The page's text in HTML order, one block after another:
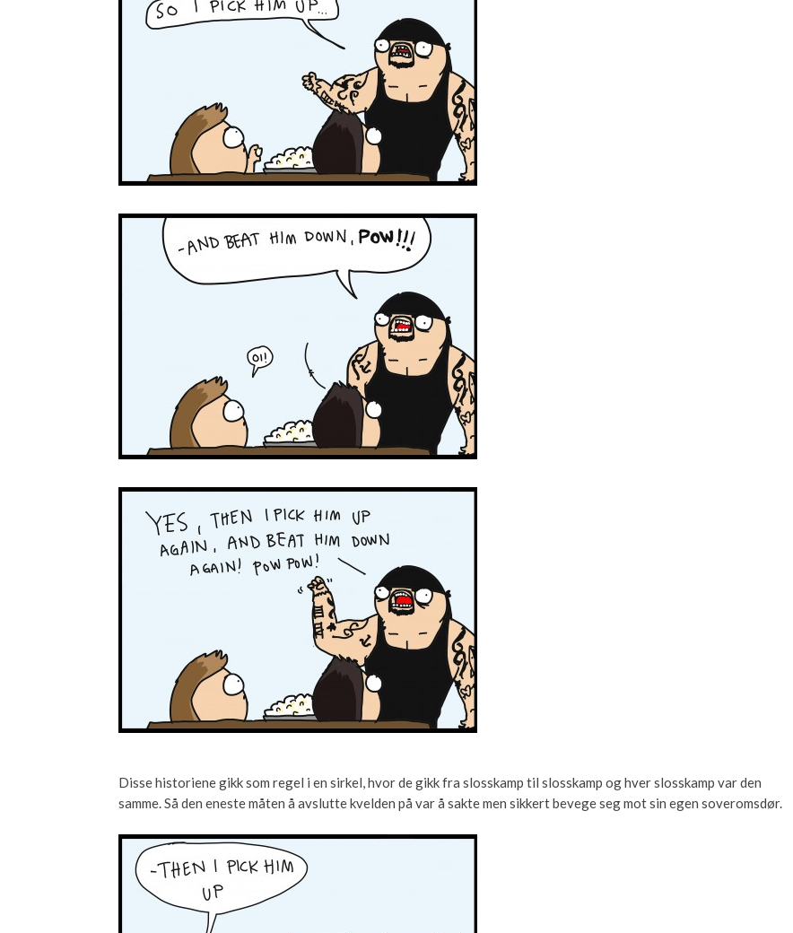
Disse historiene gikk som regel i en sirkel, hvor de gikk fra slosskamp til slosskamp og hver slosskamp var den
samme. Så den eneste måten å avslutte kvelden på var å sakte men sikkert bevege seg mot sin egen soveromsdør.